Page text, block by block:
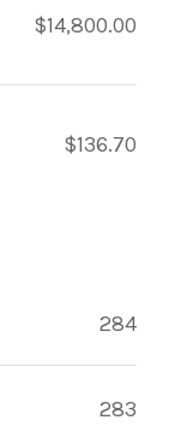
$14,800.00
$136.70
284
283